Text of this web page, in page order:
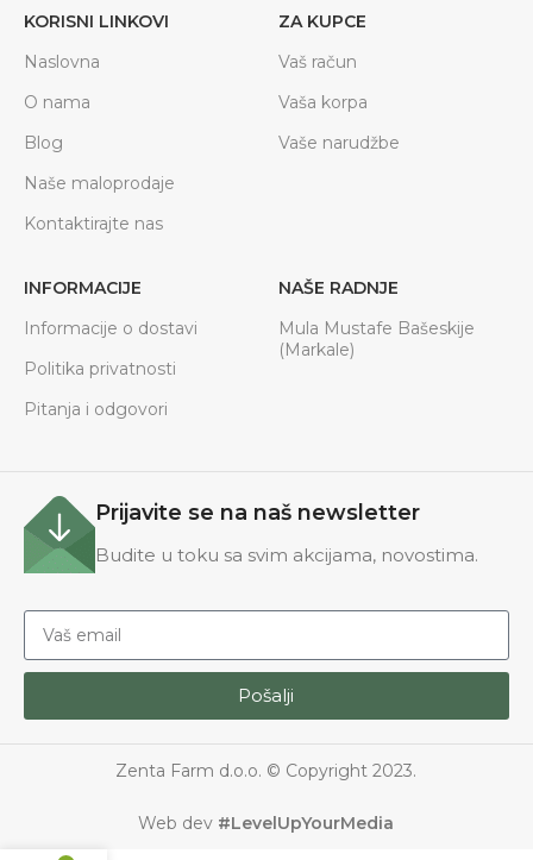
KORISNI LINKOVI
Naslovna
O nama
Blog
Naše maloprodaje
Kontaktirajte nas
ZA KUPCE
Vaš račun
Vaša korpa
Vaše narudžbe
INFORMACIJE
Informacije o dostavi
Politika privatnosti
Pitanja i odgovori
NAŠE RADNJE
Mula Mustafe Bašeskije
(Markale)
Prijavite se na naš newsletter
Budite u toku sa svim akcijama, novostima.
Pošalji
Zenta Farm d.o.o. © Copyright 2023.
Web dev #LevelUpYourMedia